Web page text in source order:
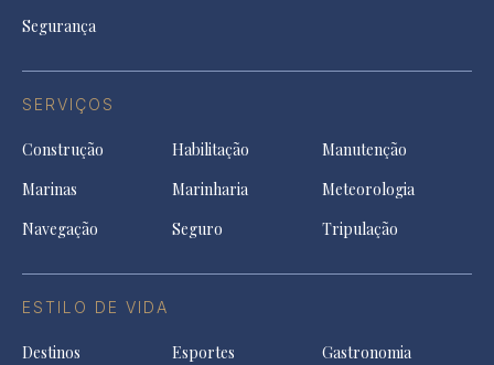
Segurança
SERVIÇOS
Construção Habilitação
Manutenção
Marinas
Marinharia
Meteorologia
Navegação
Seguro Tripulação
ESTILO DE VIDA
Destinos Esportes
Gastronomia